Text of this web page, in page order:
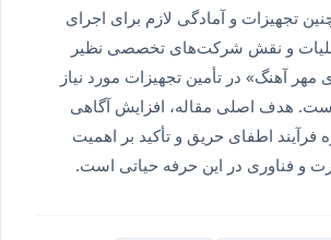
تجهیزات و آمادگی لازم برای اجرای
و نقش شرکت‌های تخصصی نظیر
آهنگ» در تأمین تجهیزات مورد نیاز
هدف اصلی مقاله، افزایش آگاهی
فرآیند اطفای حریق و تأکید بر اهمیت
و فناوری در این حرفه حیاتی است.